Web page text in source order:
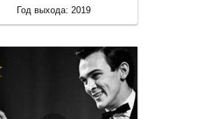
Год выхода: 2019